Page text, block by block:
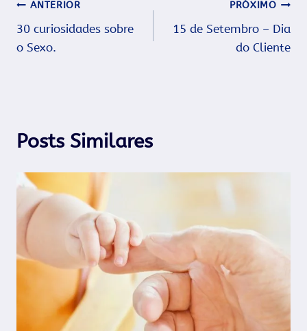
Navegação
de
ANTERIOR
30 curiosidades sobre
o Sexo.
PRÓXIMO
15 de Setembro – Dia
do Cliente
Posts Similares